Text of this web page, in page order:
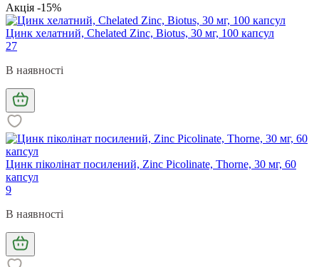
Акція -15%
Цинк хелатний, Chelated Zinc, Biotus, 30 мг, 100 капсул
27
В наявності
Цинк піколінат посилений, Zinc Picolinate, Thorne, 30 мг, 60
капсул
9
В наявності